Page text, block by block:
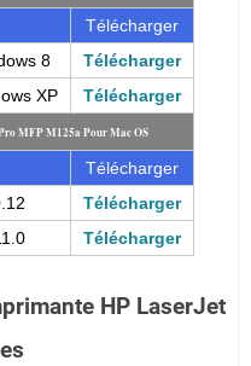
Télécharger
8
Télécharger
XP
Télécharger
MFP M125a Pour Mac OS
Télécharger
Télécharger
Télécharger
HP LaserJet